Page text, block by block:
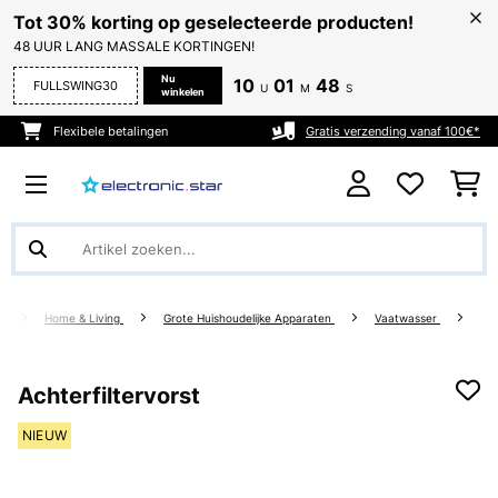
Tot 30% korting op geselecteerde producten!
48 UUR LANG MASSALE KORTINGEN!
FULLSWING30
Nu
winkelen
10 U 01 M 47 S
Flexibele betalingen Gratis verzending vanaf 100€*
Home & Living Grote Huishoudelijke Apparaten Vaatwasser
Achterfiltervorst
NIEUW